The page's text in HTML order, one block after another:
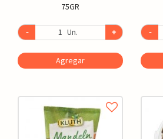
75GR
- Un. +
Agregar
-